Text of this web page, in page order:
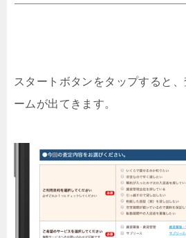
スタートボタンをタップすると
ームが出てきます。